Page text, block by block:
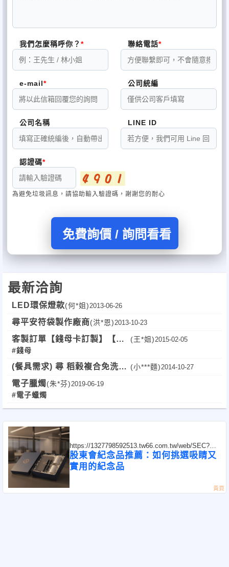
我們怎麼稱呼你？ 聯絡電話
e-mail 公司統編
公司名稱 LINE ID
認證碼
為避免垃圾訊息，請協助輸入驗證碼，謝謝您的耐心
免費詢價 / 詢問看看
最新洽詢
LED環保燈款(何*姐) 2013-06-26
尋平安符袋製作廠商(洪*恩) 2013-10-23
客製訂單【錢母卡訂製】【全
省】
(王*姐) 2015-02-05
#錢母
(餐具需求) 尋 稻榖複合免洗筷
報價
(小***麵) 2014-10-27
電子臘燭(朱*芬) 2019-06-19
#電子蠟燭
https://1327798592513.tw66.com.tw/web/SEC?
postId=1324489
股東會紀念品推薦：如何挑選吸睛又
實用的紀念品